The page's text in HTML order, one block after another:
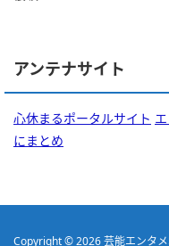
アンテナサイト
心休まるポータルサイト
にまとめ
Copyright © 2026芸能エンタ